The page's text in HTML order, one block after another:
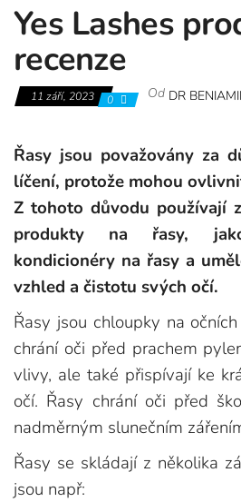
Yes Lashes
recenze
11 září, 2023 0 Od DR
Řasy jsou považovány za
líčení, protože mohou
Z tohoto důvodu používají
produkty na řasy,
kondicionéry na řasy a
vzhled a čistotu svých očí.
Řasy jsou chloupky na
chrání oči před prachem
vlivy, ale také přispívají ke
očí. Řasy chrání oči před
nadměrným slunečním
Řasy se skládají z několika
jsou např: